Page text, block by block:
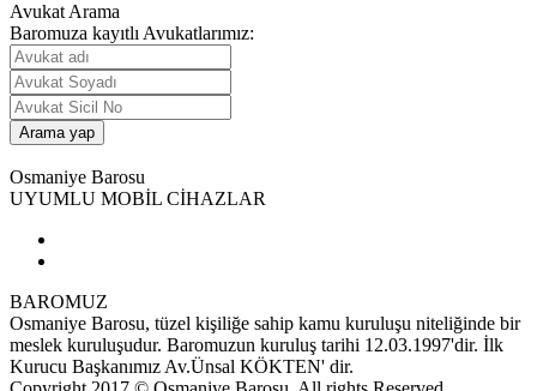
Avukat Arama
Baromuza kayıtlı Avukatlarımız:
Osmaniye Barosu
UYUMLU MOBİL CİHAZLAR
BAROMUZ
Osmaniye Barosu, tüzel kişiliğe sahip kamu kuruluşu niteliğinde bir
meslek kuruluşudur. Baromuzun kuruluş tarihi 12.03.1997'dir. İlk
Kurucu Başkanımız Av.Ünsal KÖKTEN' dir.